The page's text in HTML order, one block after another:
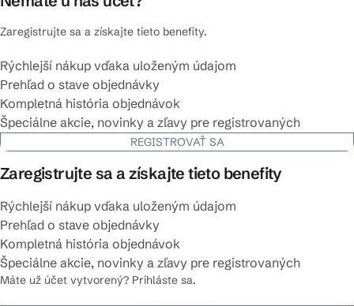
Zaregistrujte sa a získajte tieto benefity.
Rýchlejší nákup vďaka uloženým údajom
Prehľad o stave objednávky
Kompletná história objednávok
Špeciálne akcie, novinky a zľavy pre registrovaných
REGISTROVAŤ SA
Zaregistrujte sa a získajte tieto benefity
Rýchlejší nákup vďaka uloženým údajom
Prehľad o stave objednávky
Kompletná história objednávok
Špeciálne akcie, novinky a zľavy pre registrovaných
Máte už účet vytvorený? Prihláste sa.